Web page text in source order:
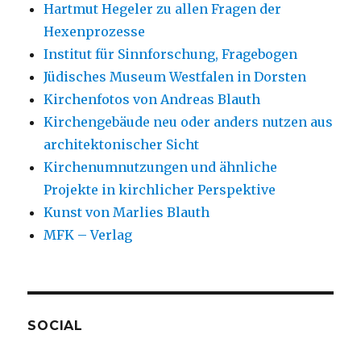
Hartmut Hegeler zu allen Fragen der
Hexenprozesse
Institut für Sinnforschung, Fragebogen
Jüdisches Museum Westfalen in Dorsten
Kirchenfotos von Andreas Blauth
Kirchengebäude neu oder anders nutzen aus
architektonischer Sicht
Kirchenumnutzungen und ähnliche
Projekte in kirchlicher Perspektive
Kunst von Marlies Blauth
MFK – Verlag
SOCIAL